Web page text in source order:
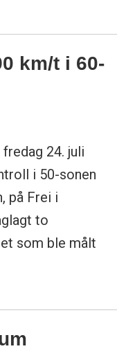
km/t i 60-
24. juli
i 50-sonen
på Frei i
to
som ble målt